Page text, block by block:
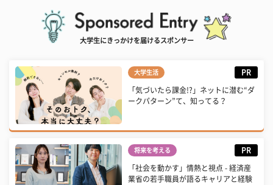
大学生にきっかけを届けるスポンサー
大学生活 PR
「気づいたら課金!?」ネットに潜む“ダ
ークパターン”て、知ってる？
将来を考える PR
「社会を動かす」情熱と視点 - 経済産
業省の若手職員が語るキャリアと経験